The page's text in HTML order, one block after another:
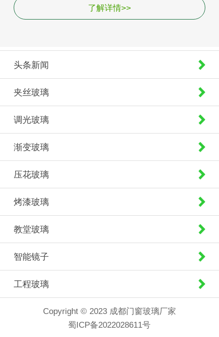
了解详情>>
头条新闻
夹丝玻璃
调光玻璃
渐变玻璃
压花玻璃
烤漆玻璃
教堂玻璃
智能镜子
工程玻璃
Copyright © 2023 成都门窗玻璃厂家
蜀ICP备2022028611号